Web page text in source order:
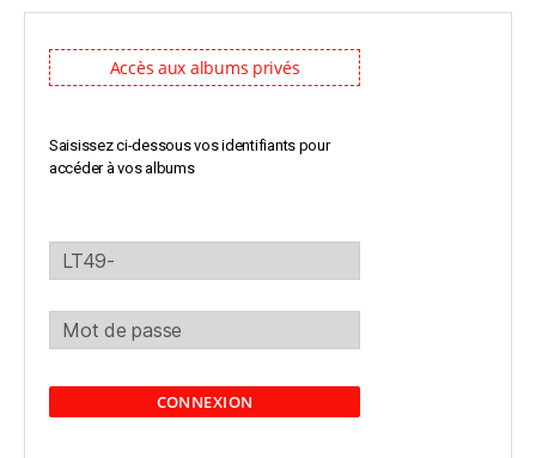
Accès aux albums privés
Saisissez ci-dessous vos identifiants pour
accéder à vos albums
CONNEXION